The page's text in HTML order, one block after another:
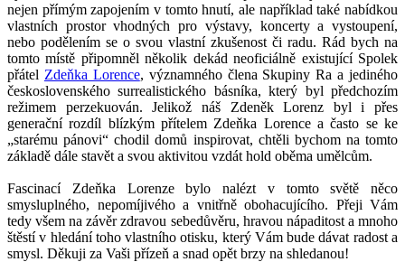
nejen přímým zapojením v tomto hnutí, ale například také nabídkou
vlastních prostor vhodných pro výstavy, koncerty a vystoupení,
nebo podělením se o svou vlastní zkušenost či radu. Rád bych na
tomto místě připomněl několik dekád neoficiálně existující Spolek
přátel Zdeňka Lorence, významného člena Skupiny Ra a jediného
československého surrealistického básníka, který byl předchozím
režimem perzekuován. Jelikož náš Zdeněk Lorenz byl i přes
generační rozdíl blízkým přítelem Zdeňka Lorence a často se ke
„starému pánovi“ chodil domů inspirovat, chtěli bychom na tomto
základě dále stavět a svou aktivitou vzdát hold oběma umělcům.
Fascinací Zdeňka Lorenze bylo nalézt v tomto světě něco
smysluplného, nepomíjivého a vnitřně obohacujícího. Přeji Vám
tedy všem na závěr zdravou sebedůvěru, hravou nápaditost a mnoho
štěstí v hledání toho vlastního otisku, který Vám bude dávat radost a
smysl. Děkuji za Vaši přízeň a snad opět brzy na shledanou!